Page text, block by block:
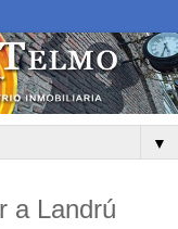
▼
a Landrú